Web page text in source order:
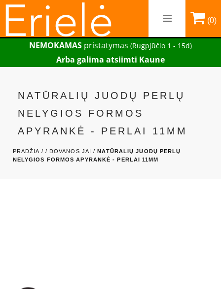
(0)
NEMOKAMAS pristatymas (Rugpjūčio 1 - 15d)
Arba galima atsiimti Kaune
NATŪRALIŲ JUODŲ PERLŲ
NELYGIOS FORMOS
APYRANKĖ - PERLAI 11MM
PRADŽIA / / DOVANOS JAI /NATŪRALIŲ JUODŲ PERLŲ
NELYGIOS FORMOS APYRANKĖ - PERLAI 11MM